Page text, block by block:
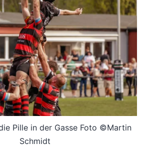
Pille in der Gasse Foto ©Martin
Schmidt